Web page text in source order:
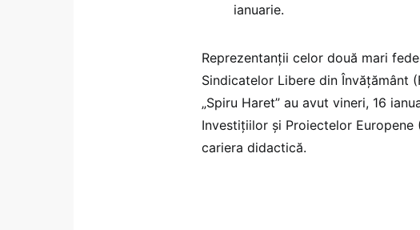
ianuarie.
Reprezentanții celor două mari
Sindicatelor Libere din Învățământ
„Spiru Haret” au avut vineri, 16
Investițiilor și Proiectelor
cariera didactică.